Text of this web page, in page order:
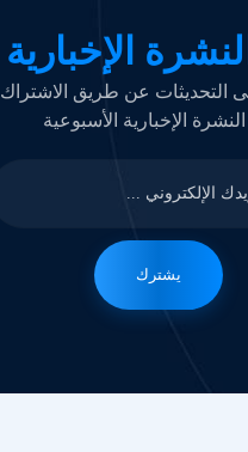
النشرة الإخبارية
التحديثات عن طريق الاشتراك
الإخبارية الأسبوعية
يشترك